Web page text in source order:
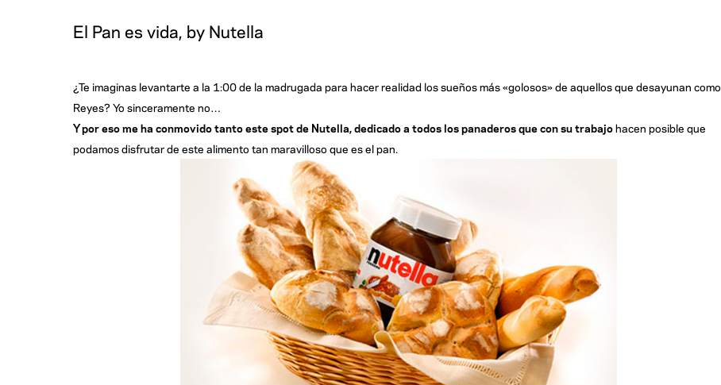
El Pan es vida, by Nutella
¿Te imaginas levantarte a la 1:00 de la madrugada para hacer realidad los sueños más «golosos» de aquellos que desayunan como
Reyes? Yo sinceramente no…
Y por eso me ha conmovido tanto este spot de Nutella, dedicado a todos los panaderos que con su trabajohacen posible que
podamos disfrutar de este alimento tan maravilloso que es el pan.